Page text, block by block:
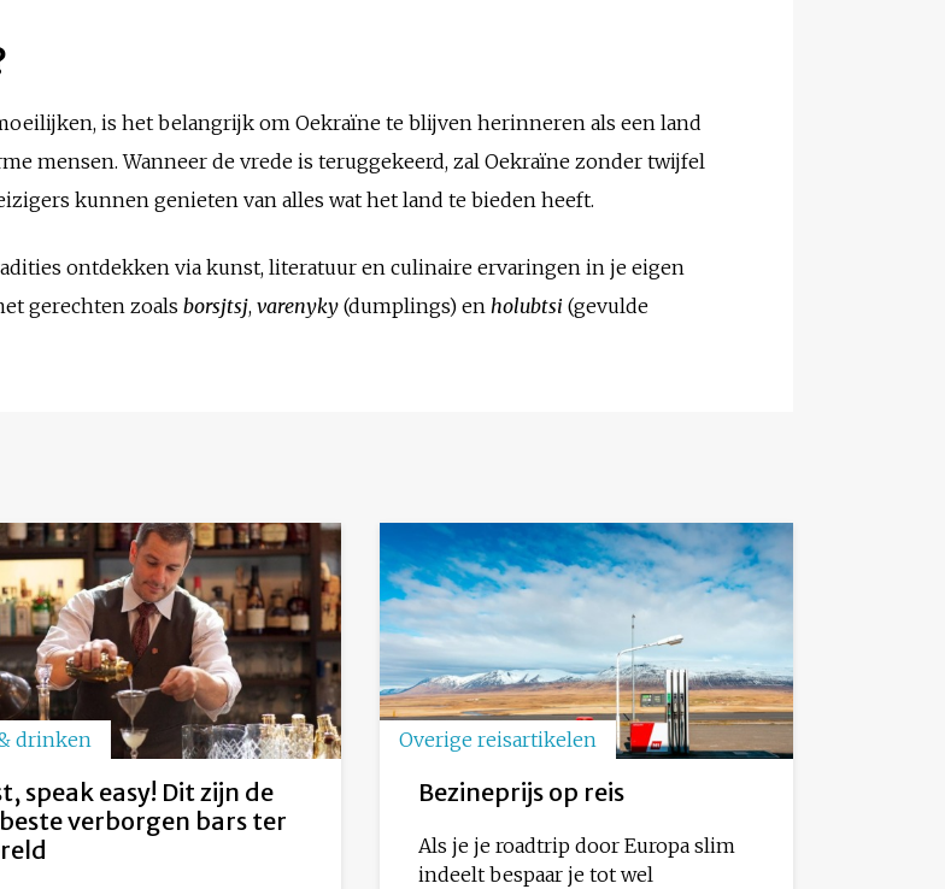
is het belangrijk om Oekraïne te blijven herinneren als een land
mensen. Wanneer de vrede is teruggekeerd, zal Oekraïne zonder twijfel
kunnen genieten van alles wat het land te bieden heeft.
ontdekken via kunst, literatuur en culinaire ervaringen in je eigen
gerechten zoals borsjtsj, varenyky (dumplings) en holubtsi (gevulde
drinken
speak easy! Dit zijn de
verborgen bars ter
Overige reisartikelen
Bezineprijs op reis
Als je je roadtrip door Europa slim
indeelt bespaar je tot wel